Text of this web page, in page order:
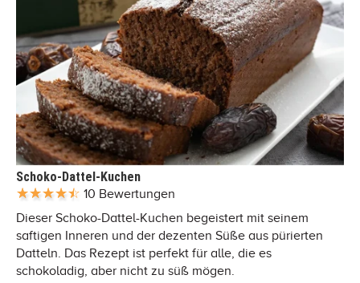
Schoko-Dattel-Kuchen
10 Bewertungen
Dieser Schoko-Dattel-Kuchen begeistert mit seinem
saftigen Inneren und der dezenten Süße aus pürierten
Datteln. Das Rezept ist perfekt für alle, die es
schokoladig, aber nicht zu süß mögen.